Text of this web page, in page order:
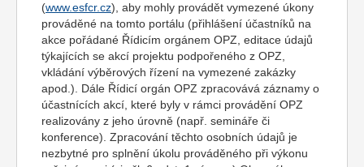
(www.esfcr.cz), aby mohly provádět vymezené úkony
prováděné na tomto portálu (přihlášení účastníků na
akce pořádané Řídicím orgánem OPZ, editace údajů
týkajících se akcí projektu podpořeného z OPZ,
vkládání výběrových řízení na vymezené zakázky
apod.). Dále Řídicí orgán OPZ zpracovává záznamy o
účastnících akcí, které byly v rámci provádění OPZ
realizovány z jeho úrovně (např. semináře či
konference). Zpracování těchto osobních údajů je
nezbytné pro splnění úkolu prováděného při výkonu